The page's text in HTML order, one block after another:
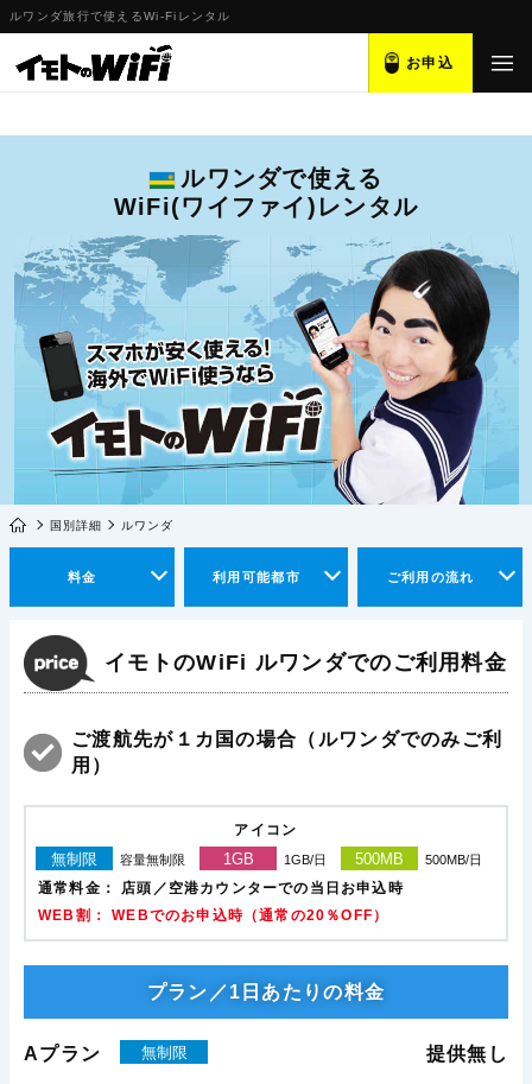
ルワンダ旅行で使えるWi-Fiレンタル
お申込
ルワンダで使える
WiFi(ワイファイ)レンタル
国別詳細 ルワンダ
料金 利用可能都市 ご利用の流れ
イモトのWiFi ルワンダでのご利用料金
ご渡航先が１カ国の場合（ルワンダでのみご利
用）
アイコン
無制限 容量無制限 1GB 1GB/日 500MB 500MB/日
通常料金：
店頭／空港カウンターでの当日お申込時
WEB割： WEBでのお申込時（通常の20％OFF）
プラン／1日あたりの料金
Aプラン 無制限 提供無し